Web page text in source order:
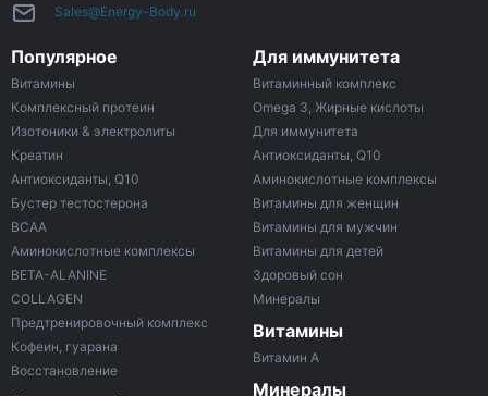
Sales@Energy-Body.ru
Популярное
Витамины
Комплексный протеин
Изотоники & электролиты
Креатин
Антиоксиданты, Q10
Бустер тестостерона
ВСАА
Аминокислотные комплексы
BETA-ALANINE
COLLAGEN
Предтренировочный комплекс
Кофеин, гуарана
Восстановление
Для иммунитета
Витаминный комплекс
Omega 3, Жирные кислоты
Для иммунитета
Антиоксиданты, Q10
Аминокислотные комплексы
Витамины для женщин
Витамины для мужчин
Витамины для детей
Здоровый сон
Минералы
Витамины
Витамин A
Минералы